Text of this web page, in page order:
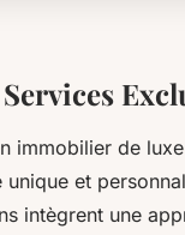
immobilier de
et
intègrent une